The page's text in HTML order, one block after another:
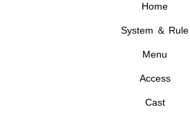
Home
System ＆ Rule
Menu
Access
Cast